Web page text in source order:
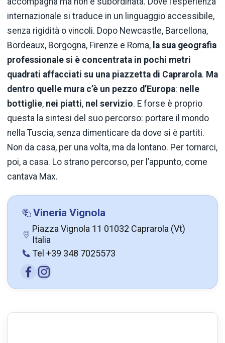
internazionale si traduce in un linguaggio accessibile,
senza rigidità o vincoli. Dopo Newcastle, Barcellona,
Bordeaux, Borgogna, Firenze e Roma, la sua geografia
professionale si è concentrata in pochi metri
quadrati affacciati su una piazzetta di Caprarola. Ma
dentro quelle mura c’è un pezzo d’Europa: nelle
bottiglie, nei piatti, nel servizio. E forse è proprio
questa la sintesi del suo percorso: portare il mondo
nella Tuscia, senza dimenticare da dove si è partiti.
Non da casa, per una volta, ma da lontano. Per tornarci,
poi, a casa. Lo strano percorso, per l’appunto, come
cantava Max.
Vineria Vignola
Piazza Vignola 11 01032 Caprarola (Vt)
Italia
Tel +39 348 7025573